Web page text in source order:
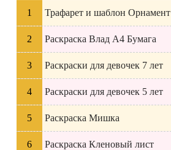
Трафарет и шаблон Орнамент
Раскраска Влад А4 Бумага
Раскраски для девочек 7 лет
Раскраски для девочек 5 лет
Раскраска Мишка
Раскраска Кленовый лист